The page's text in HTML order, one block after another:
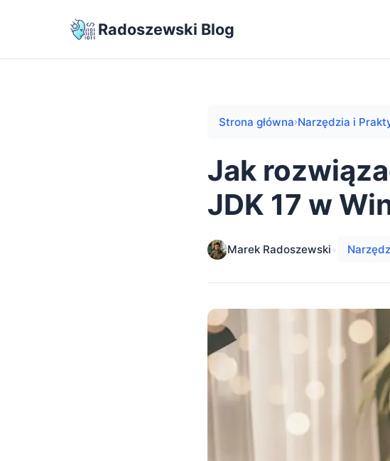
Radoszewski Blog
Strona główna›Narzędzia i
Jak
JDK 17 w
Marek Radoszewski•